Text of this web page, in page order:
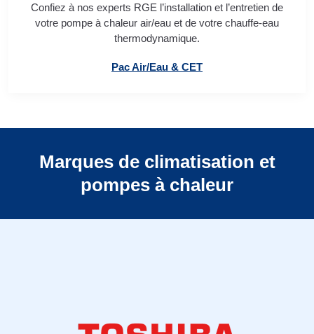
Confiez à nos experts RGE l’installation et l’entretien de
votre pompe à chaleur air/eau et de votre chauffe-eau
thermodynamique.
Pac Air/Eau & CET
Marques de climatisation et
pompes à chaleur